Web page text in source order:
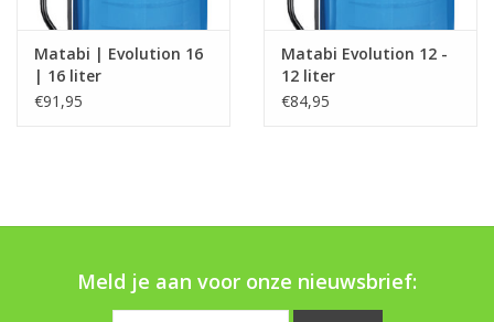
Onkruid & Reiniging
Zaden
Matabi | Evolution 16
| 16 liter
€91,95
Matabi Evolution 12 -
12 liter
€84,95
Meld je aan voor onze nieuwsbrief: